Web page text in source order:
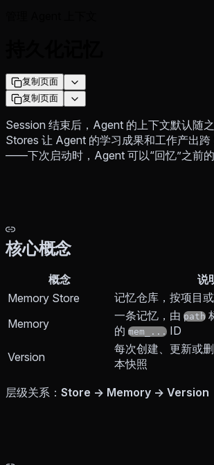
复制页面
复制页面
Session 结束后，Agent 的上下文默认随
Stores 让 Agent 的学习成果和工作产出跨
——下次启动时，Agent 可以“回忆”之前的
核心概念
概念
说
Memory Store
记忆仓库，按项目
Memory
一条记忆，由 path
的 mem_... ID
Version
每次创建、更新或
本快照
层级关系： Store → Memory → Version